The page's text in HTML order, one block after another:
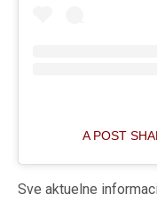
A POST
Sve aktuelne